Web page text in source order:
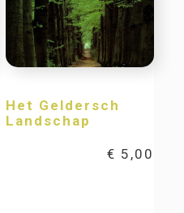
Het Geldersch
Landschap
€ 5,00